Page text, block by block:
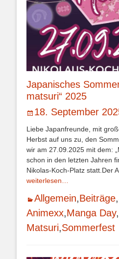
Japanisches
matsuri“ 2025
Veröffentlicht
am
18. September
Liebe Japanfreunde, mit
Herbst auf uns zu, den
wir am 27.09.2025 mit dem:
schon in den letzten Jahren
Nikolas-Koch-Platz statt.Der
weiterlesen…
Kategorien
Allgemein,Beiträge,
Animexx,Manga Day,
Matsuri,Sommerfest